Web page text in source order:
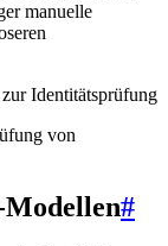
manuelle
von
Modellen#